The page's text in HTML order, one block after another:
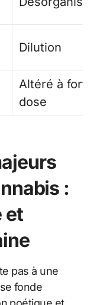
Dilution
Altéré à
dose
:
et
pas à une
fonde